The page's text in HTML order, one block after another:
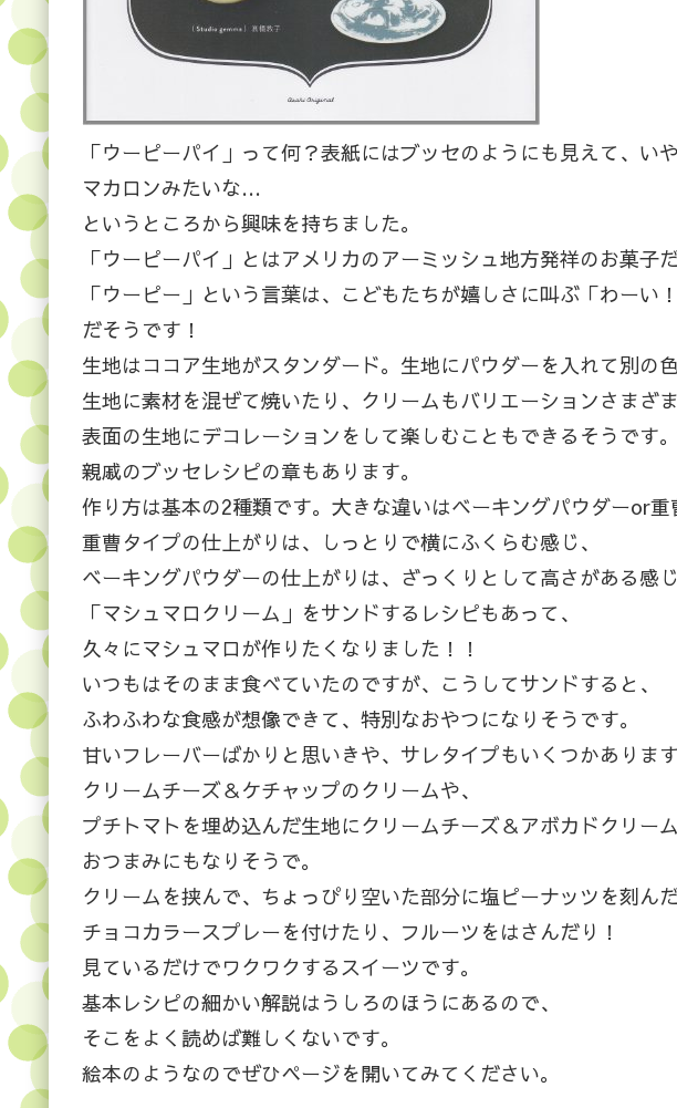
「ウーピーパイ」って何？表紙にはブッセのようにも見えて、い
マカロンみたいな…
というところから興味を持ちました。
「ウーピーパイ」とはアメリカのアーミッシュ地方発祥のお菓子だ
「ウーピー」という言葉は、こどもたちが嬉しさに叫ぶ「わーい
だそうです！
生地はココア生地がスタンダード。生地にパウダーを入れて別の色
生地に素材を混ぜて焼いたり、クリームもバリエーションさまざま
表面の生地にデコレーションをして楽しむこともできるそうです。
親戚のブッセレシピの章もあります。
作り方は基本の2種類です。大きな違いはベーキングパウダーor重
重曹タイプの仕上がりは、しっとりで横にふくらむ感じ、
ベーキングパウダーの仕上がりは、ざっくりとして高さがある感じ
「マシュマロクリーム」をサンドするレシピもあって、
久々にマシュマロが作りたくなりました！！
いつもはそのまま食べていたのですが、こうしてサンドすると、
ふわふわな食感が想像できて、特別なおやつになりそうです。
甘いフレーバーばかりと思いきや、サレタイプもいくつかあります
クリームチーズ＆ケチャップのクリームや、
プチトマトを埋め込んだ生地にクリームチーズ＆アボカドクリーム
おつまみにもなりそうで。
クリームを挟んで、ちょっぴり空いた部分に塩ピーナッツを刻ん
チョコカラースプレーを付けたり、フルーツをはさんだり！
見ているだけでワクワクするスイーツです。
基本レシピの細かい解説はうしろのほうにあるので、
そこをよく読めば難しくないです。
絵本のようなのでぜひページを開いてみてください。